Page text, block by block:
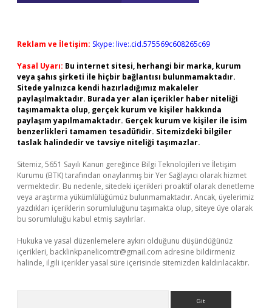
Reklam ve İletişim: Skype: live:.cid.575569c608265c69
Yasal Uyarı: Bu internet sitesi, herhangi bir marka, kurum
veya şahıs şirketi ile hiçbir bağlantısı bulunmamaktadır.
Sitede yalnızca kendi hazırladığımız makaleler
paylaşılmaktadır. Burada yer alan içerikler haber niteliği
taşımamakta olup, gerçek kurum ve kişiler hakkında
paylaşım yapılmamaktadır. Gerçek kurum ve kişiler ile isim
benzerlikleri tamamen tesadüfidir. Sitemizdeki bilgiler
taslak halindedir ve tavsiye niteliği taşımazlar.
Sitemiz, 5651 Sayılı Kanun gereğince Bilgi Teknolojileri ve İletişim
Kurumu (BTK) tarafından onaylanmış bir Yer Sağlayıcı olarak hizmet
vermektedir. Bu nedenle, sitedeki içerikleri proaktif olarak denetleme
veya araştırma yükümlülüğümüz bulunmamaktadır. Ancak, üyelerimiz
yazdıkları içeriklerin sorumluluğunu taşımakta olup, siteye üye olarak
bu sorumluluğu kabul etmiş sayılırlar.
Hukuka ve yasal düzenlemelere aykırı olduğunu düşündüğünüz
içerikleri, backlinkpanelicomtr@gmail.com adresine bildirmeniz
halinde, ilgili içerikler yasal süre içerisinde sitemizden kaldırılacaktır.